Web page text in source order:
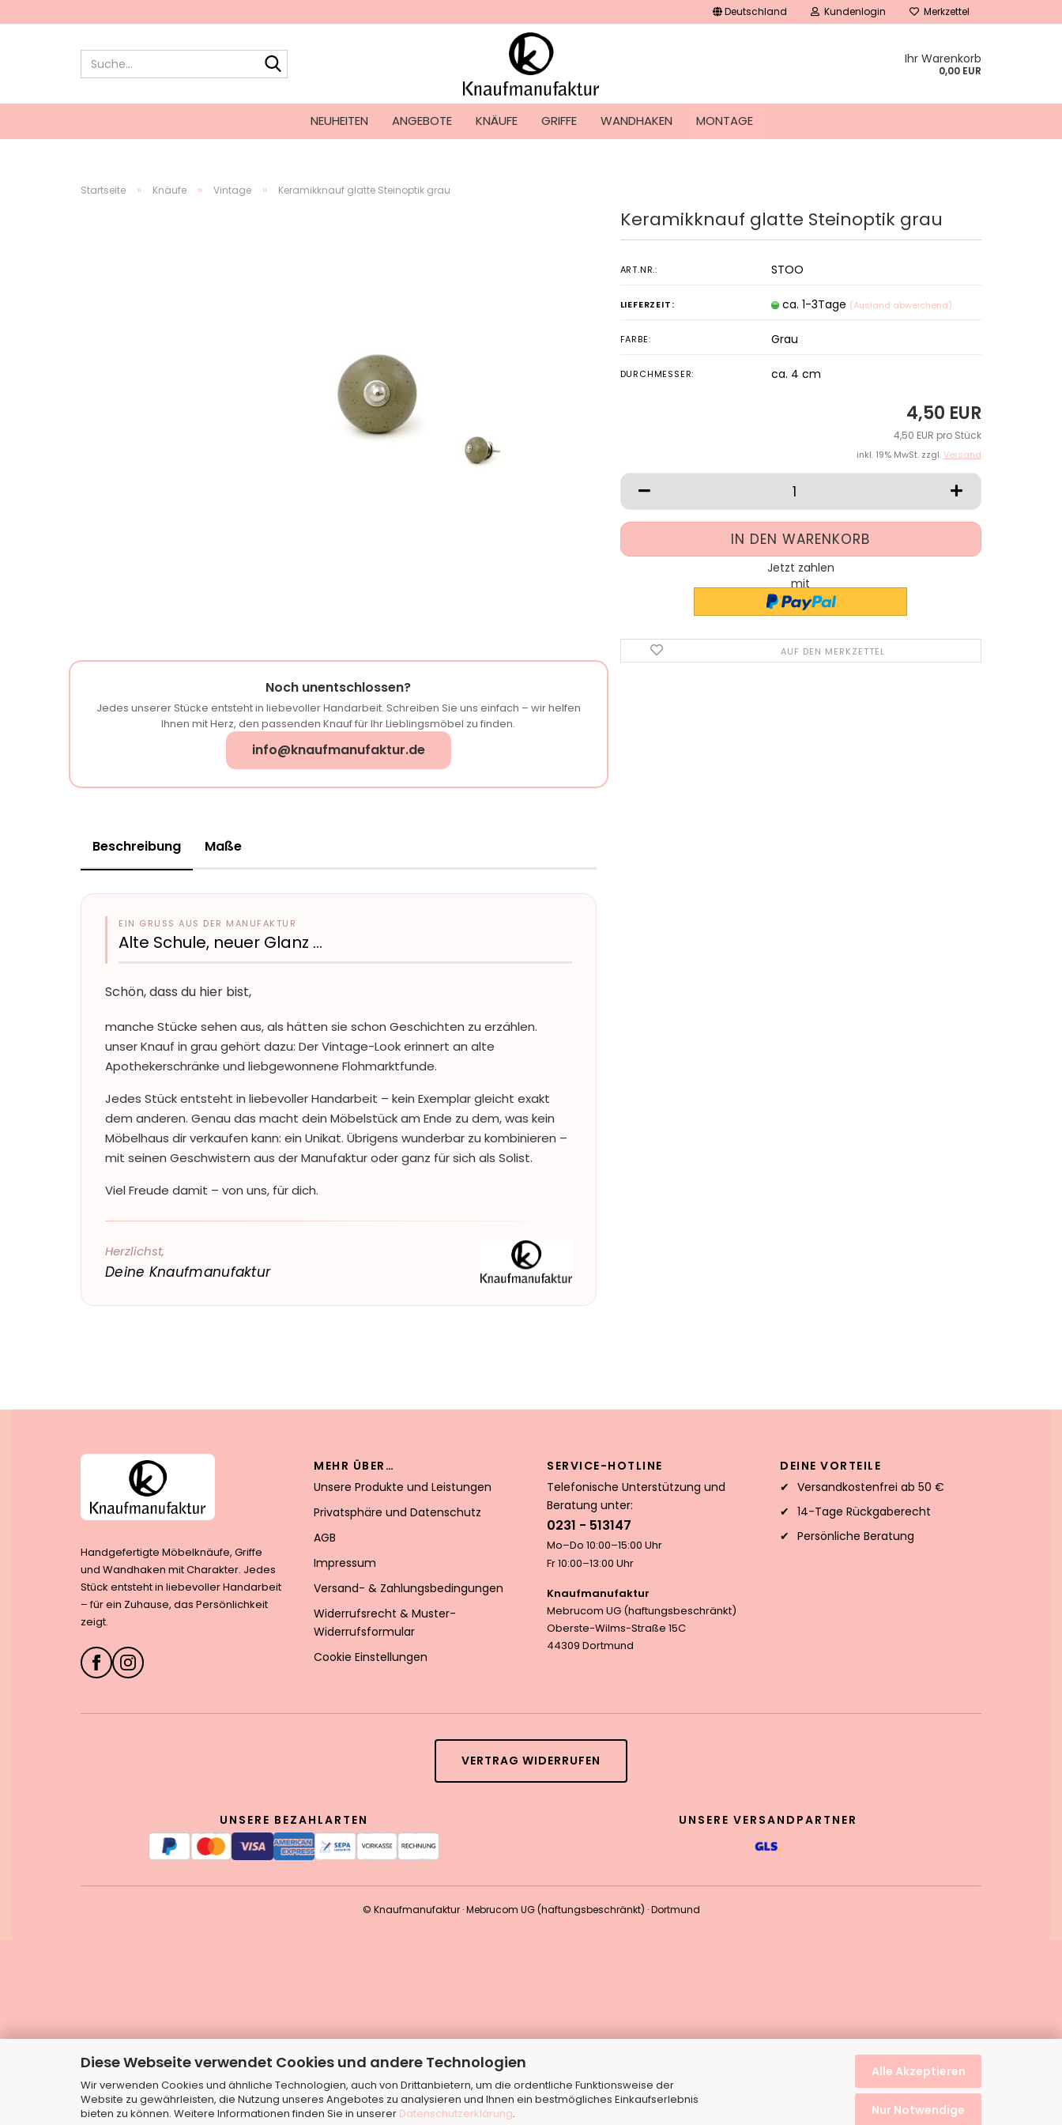
Diese Webseite verwendet Cookies und andere Technologien
Wir verwenden Cookies und ähnliche Technologien, auch von Drittanbietern, um die ordentliche Funktionsweise der
Website zu gewährleisten, die Nutzung unseres Angebotes zu analysieren und Ihnen ein bestmögliches Einkaufserlebnis
bieten zu können. Weitere Informationen finden Sie in unserer Datenschutzerklärung.
Alle Akzeptieren
Nur Notwendige
Deutschland Kundenlogin Merkzettel
Ihr Warenkorb
0,00 EUR
NEUHEITEN ANGEBOTE KNÄUFE GRIFFE WANDHAKEN MONTAGE
Startseite » Knäufe » Vintage » Keramikknauf glatte Steinoptik grau
Keramikknauf glatte Steinoptik grau
ART.NR.: STOO
LIEFERZEIT: ca. 1-3Tage (Ausland abweichend)
FARBE: Grau
DURCHMESSER: ca. 4 cm
4,50 EUR
4,50 EUR pro Stück
inkl. 19% MwSt. zzgl.Versand
Jetzt zahlen
mit
AUF DEN MERKZETTEL
Noch unentschlossen?
Jedes unserer Stücke entsteht in liebevoller Handarbeit. Schreiben Sie uns einfach – wir helfen
Ihnen mit Herz, den passenden Knauf für Ihr Lieblingsmöbel zu finden.
info@knaufmanufaktur.de
Beschreibung Maße
EIN GRUSS AUS DER MANUFAKTUR
Alte Schule, neuer Glanz …
Schön, dass du hier bist,
manche Stücke sehen aus, als hätten sie schon Geschichten zu erzählen.
unser Knauf in grau gehört dazu: Der Vintage-Look erinnert an alte
Apothekerschränke und liebgewonnene Flohmarktfunde.
Jedes Stück entsteht in liebevoller Handarbeit – kein Exemplar gleicht exakt
dem anderen. Genau das macht dein Möbelstück am Ende zu dem, was kein
Möbelhaus dir verkaufen kann: ein Unikat. Übrigens wunderbar zu kombinieren –
mit seinen Geschwistern aus der Manufaktur oder ganz für sich als Solist.
Viel Freude damit – von uns, für dich.
Herzlichst,
Deine Knaufmanufaktur
Handgefertigte Möbelknäufe, Griffe
und Wandhaken mit Charakter. Jedes
Stück entsteht in liebevoller Handarbeit
– für ein Zuhause, das Persönlichkeit
zeigt.
MEHR ÜBER…
Unsere Produkte und Leistungen
Privatsphäre und Datenschutz
AGB
Impressum
Versand- & Zahlungsbedingungen
Widerrufsrecht & Muster-
Widerrufsformular
Cookie Einstellungen
SERVICE-HOTLINE
Telefonische Unterstützung und
Beratung unter:
0231 - 513147
Mo–Do 10:00–15:00 Uhr
Fr 10:00–13:00 Uhr
Knaufmanufaktur
Mebrucom UG (haftungsbeschränkt)
Oberste-Wilms-Straße 15C
44309 Dortmund
DEINE VORTEILE
Versandkostenfrei ab 50 €
14-Tage Rückgaberecht
Persönliche Beratung
VERTRAG WIDERRUFEN
UNSERE BEZAHLARTEN UNSERE VERSANDPARTNER
© Knaufmanufaktur · Mebrucom UG (haftungsbeschränkt) · Dortmund